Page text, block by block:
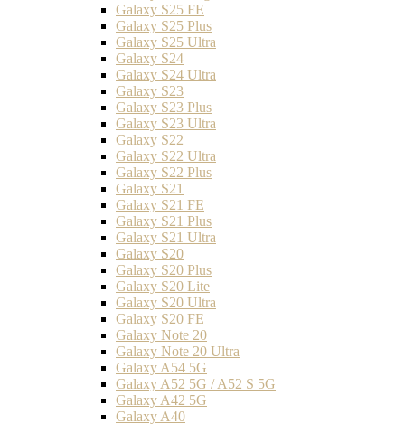
Galaxy S25 FE
Galaxy S25 Plus
Galaxy S25 Ultra
Galaxy S24
Galaxy S24 Ultra
Galaxy S23
Galaxy S23 Plus
Galaxy S23 Ultra
Galaxy S22
Galaxy S22 Ultra
Galaxy S22 Plus
Galaxy S21
Galaxy S21 FE
Galaxy S21 Plus
Galaxy S21 Ultra
Galaxy S20
Galaxy S20 Plus
Galaxy S20 Lite
Galaxy S20 Ultra
Galaxy S20 FE
Galaxy Note 20
Galaxy Note 20 Ultra
Galaxy A54 5G
Galaxy A52 5G / A52 S 5G
Galaxy A42 5G
Galaxy A40